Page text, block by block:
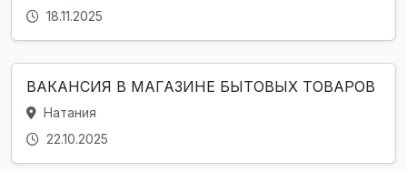
18.11.2025
ВАКАНСИЯ В МАГАЗИНЕ БЫТОВЫХ ТОВАРОВ
Натания
22.10.2025